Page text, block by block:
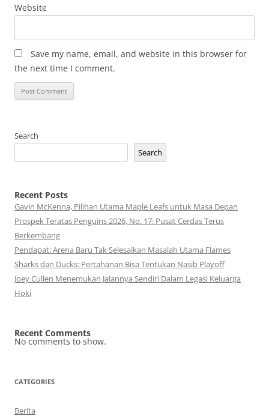
Website
Save my name, email, and website in this browser for
the next time I comment.
Search
Search
Recent Posts
Gavin McKenna, Pilihan Utama Maple Leafs untuk Masa Depan
Prospek Teratas Penguins 2026, No. 17: Pusat Cerdas Terus
Berkembang
Pendapat: Arena Baru Tak Selesaikan Masalah Utama Flames
Sharks dan Ducks: Pertahanan Bisa Tentukan Nasib Playoff
Joey Cullen Menemukan Jalannya Sendiri Dalam Legasi Keluarga
Hoki
Recent Comments
No comments to show.
CATEGORIES
Berita